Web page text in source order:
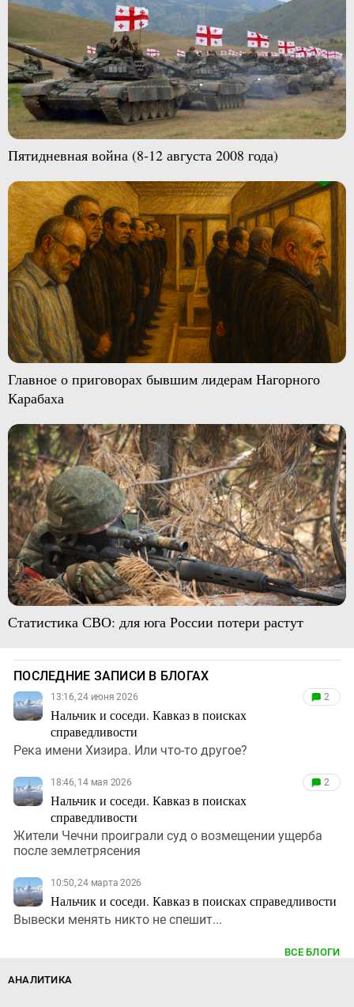
Пятидневная война (8-12 августа 2008 года)
Главное о приговорах бывшим лидерам Нагорного
Карабаха
Статистика СВО: для юга России потери растут
ПОСЛЕДНИЕ ЗАПИСИ В БЛОГАХ
13:16, 24 июня 2026
Нальчик и соседи. Кавказ в поисках
справедливости
2
Река имени Хизира. Или что-то другое?
18:46, 14 мая 2026
Нальчик и соседи. Кавказ в поисках
справедливости
2
Жители Чечни проиграли суд о возмещении ущерба
после землетрясения
10:50, 24 марта 2026
Нальчик и соседи. Кавказ в поисках справедливости
Вывески менять никто не спешит...
ВСЕ БЛОГИ
АНАЛИТИКА